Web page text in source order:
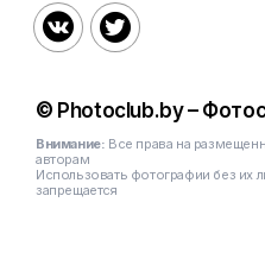
 
© Photoclub.by –
Внимание: Все права на
авторам
Использовать фотографии без их
запрещается